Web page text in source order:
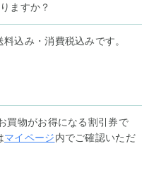
ますか？
込み・消費税込みです。
買物がお得になる割引券で
マイページ内でご確認いただ